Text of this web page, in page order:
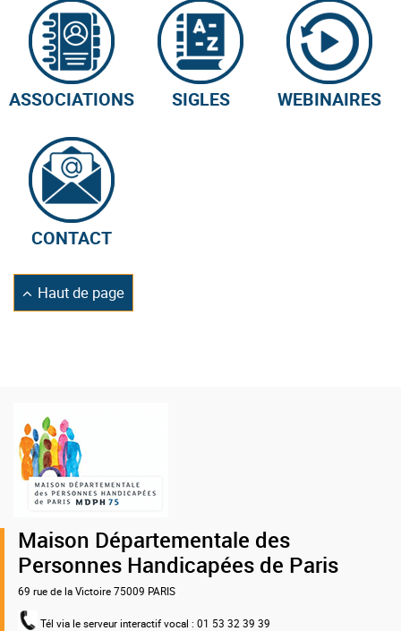
ASSOCIATIONS SIGLES WEBINAIRES
CONTACT
Retourner
en
Haut de page
Logo
de
la
MDPH
Maison Départementale des
Personnes Handicapées de Paris
69 rue de la Victoire 75009 PARIS
Tél via le serveur interactif vocal : 01 53 32 39 39